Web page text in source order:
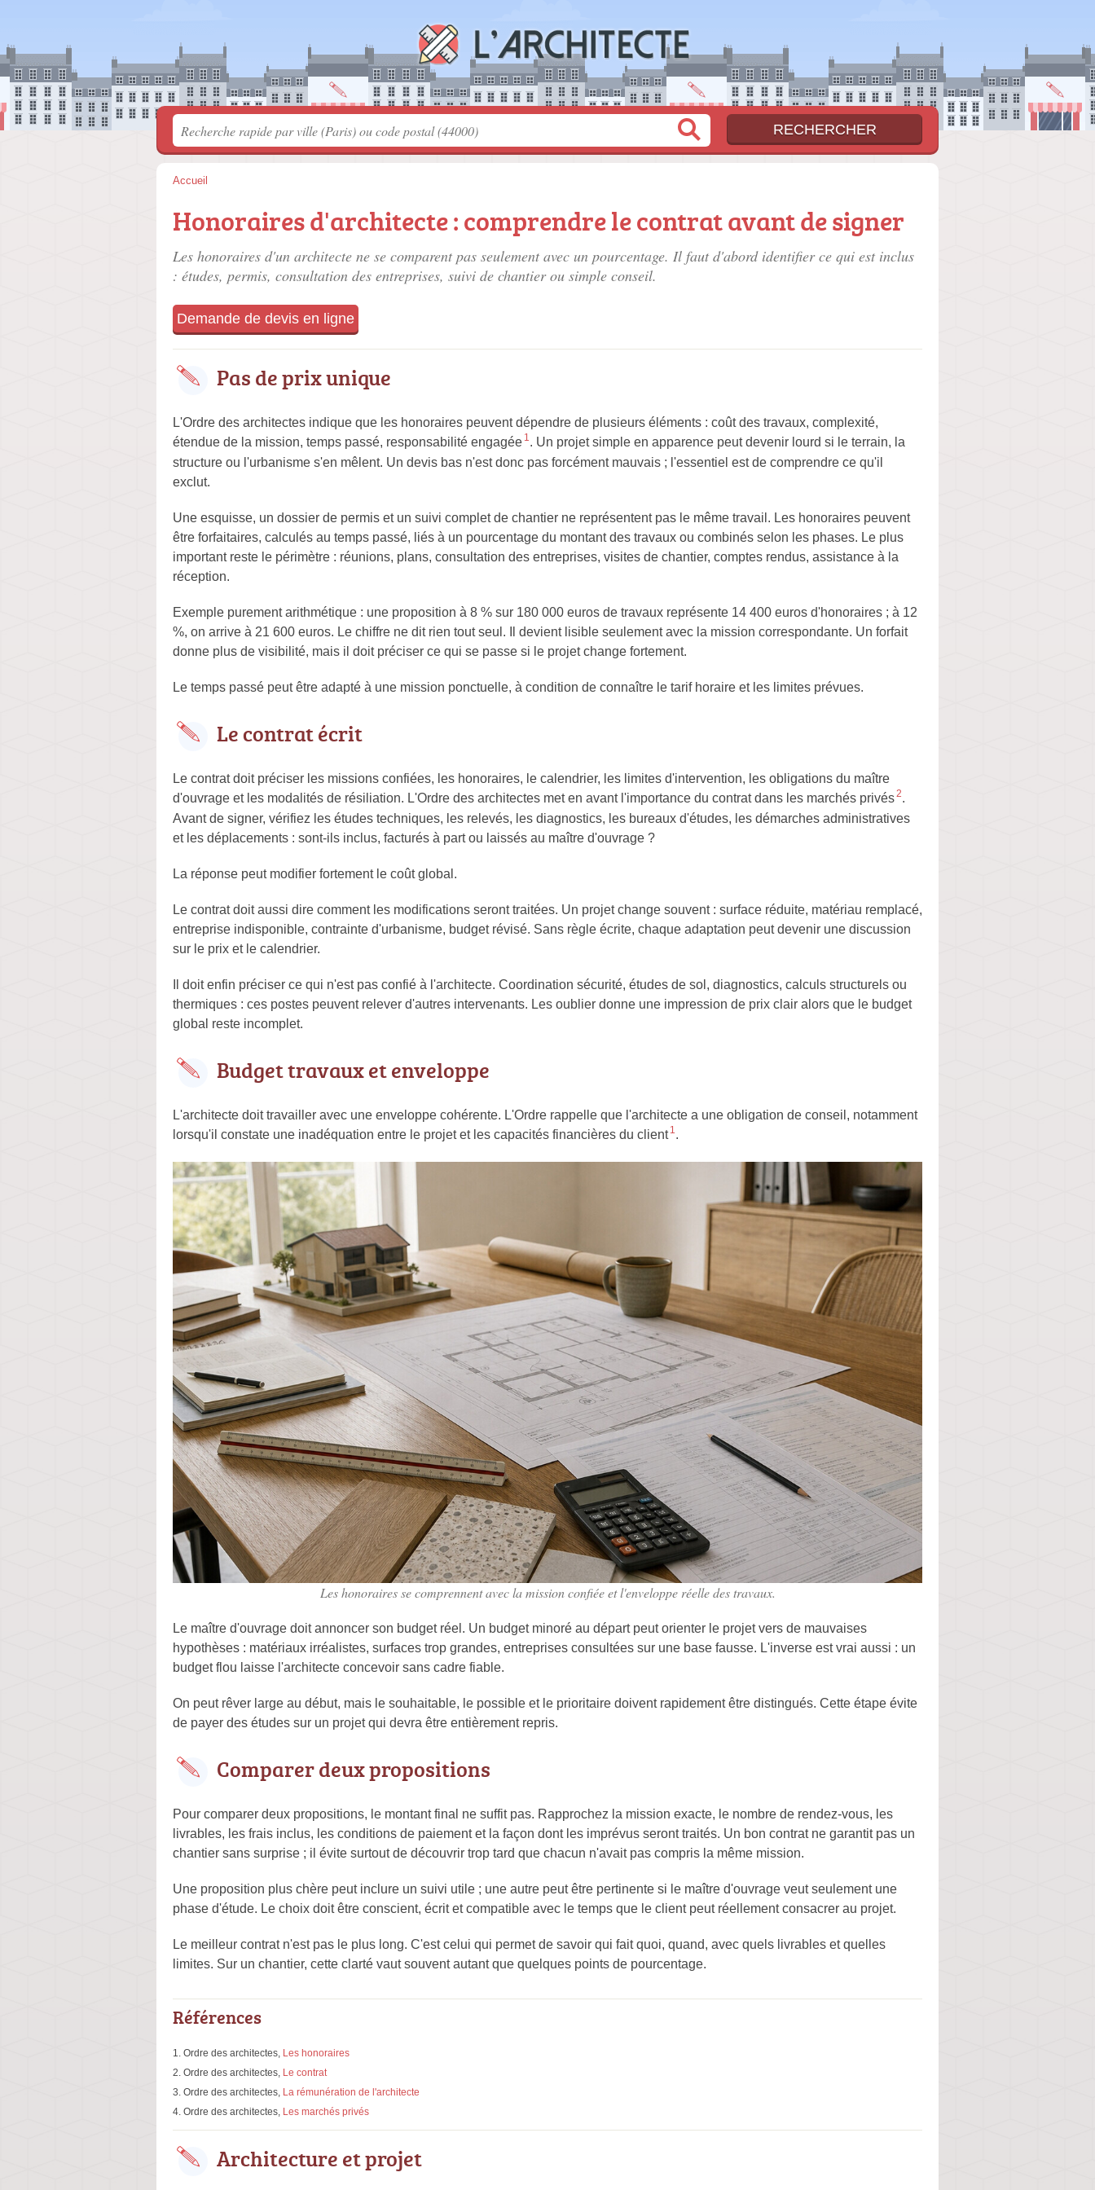
Accueil
Honoraires d'architecte : comprendre le contrat avant de signer
Les honoraires d'un architecte ne se comparent pas seulement avec un pourcentage. Il faut d'abord identifier ce qui est inclus
: études, permis, consultation des entreprises, suivi de chantier ou simple conseil.
Demande de devis en ligne
Pas de prix unique
L'Ordre des architectes indique que les honoraires peuvent dépendre de plusieurs éléments : coût des travaux, complexité,
étendue de la mission, temps passé, responsabilité engagée 1. Un projet simple en apparence peut devenir lourd si le terrain, la
structure ou l'urbanisme s'en mêlent. Un devis bas n'est donc pas forcément mauvais ; l'essentiel est de comprendre ce qu'il
exclut.
Une esquisse, un dossier de permis et un suivi complet de chantier ne représentent pas le même travail. Les honoraires peuvent
être forfaitaires, calculés au temps passé, liés à un pourcentage du montant des travaux ou combinés selon les phases. Le plus
important reste le périmètre : réunions, plans, consultation des entreprises, visites de chantier, comptes rendus, assistance à la
réception.
Exemple purement arithmétique : une proposition à 8 % sur 180 000 euros de travaux représente 14 400 euros d'honoraires ; à 12
%, on arrive à 21 600 euros. Le chiffre ne dit rien tout seul. Il devient lisible seulement avec la mission correspondante. Un forfait
donne plus de visibilité, mais il doit préciser ce qui se passe si le projet change fortement.
Le temps passé peut être adapté à une mission ponctuelle, à condition de connaître le tarif horaire et les limites prévues.
Le contrat écrit
Le contrat doit préciser les missions confiées, les honoraires, le calendrier, les limites d'intervention, les obligations du maître
d'ouvrage et les modalités de résiliation. L'Ordre des architectes met en avant l'importance du contrat dans les marchés privés2.
Avant de signer, vérifiez les études techniques, les relevés, les diagnostics, les bureaux d'études, les démarches administratives
et les déplacements : sont-ils inclus, facturés à part ou laissés au maître d'ouvrage ?
La réponse peut modifier fortement le coût global.
Le contrat doit aussi dire comment les modifications seront traitées. Un projet change souvent : surface réduite, matériau remplacé,
entreprise indisponible, contrainte d'urbanisme, budget révisé. Sans règle écrite, chaque adaptation peut devenir une discussion
sur le prix et le calendrier.
Il doit enfin préciser ce qui n'est pas confié à l'architecte. Coordination sécurité, études de sol, diagnostics, calculs structurels ou
thermiques : ces postes peuvent relever d'autres intervenants. Les oublier donne une impression de prix clair alors que le budget
global reste incomplet.
Budget travaux et enveloppe
L'architecte doit travailler avec une enveloppe cohérente. L'Ordre rappelle que l'architecte a une obligation de conseil, notamment
lorsqu'il constate une inadéquation entre le projet et les capacités financières du client 1.
Les honoraires se comprennent avec la mission confiée et l'enveloppe réelle des travaux.
Le maître d'ouvrage doit annoncer son budget réel. Un budget minoré au départ peut orienter le projet vers de mauvaises
hypothèses : matériaux irréalistes, surfaces trop grandes, entreprises consultées sur une base fausse. L'inverse est vrai aussi : un
budget flou laisse l'architecte concevoir sans cadre fiable.
On peut rêver large au début, mais le souhaitable, le possible et le prioritaire doivent rapidement être distingués. Cette étape évite
de payer des études sur un projet qui devra être entièrement repris.
Comparer deux propositions
Pour comparer deux propositions, le montant final ne suffit pas. Rapprochez la mission exacte, le nombre de rendez-vous, les
livrables, les frais inclus, les conditions de paiement et la façon dont les imprévus seront traités. Un bon contrat ne garantit pas un
chantier sans surprise ; il évite surtout de découvrir trop tard que chacun n'avait pas compris la même mission.
Une proposition plus chère peut inclure un suivi utile ; une autre peut être pertinente si le maître d'ouvrage veut seulement une
phase d'étude. Le choix doit être conscient, écrit et compatible avec le temps que le client peut réellement consacrer au projet.
Le meilleur contrat n'est pas le plus long. C'est celui qui permet de savoir qui fait quoi, quand, avec quels livrables et quelles
limites. Sur un chantier, cette clarté vaut souvent autant que quelques points de pourcentage.
Références
Ordre des architectes, Les honoraires
Ordre des architectes, Le contrat
Ordre des architectes, La rémunération de l'architecte
Ordre des architectes, Les marchés privés
Architecture et projet